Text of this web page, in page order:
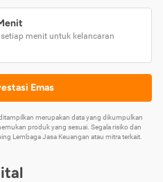
menit untuk kelancaran
Emas
merupakan data yang dikumpulkan
produk yang sesuai. Segala risiko dan
Lembaga Jasa Keuangan atau mitra terkait.